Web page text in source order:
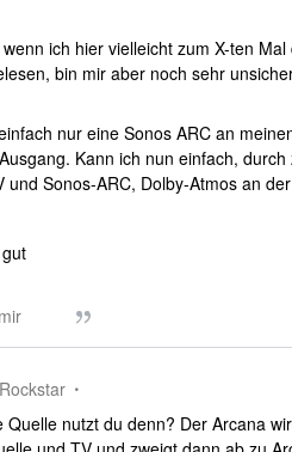
ich hier vielleicht zum X-ten
bin mir aber noch sehr
nur eine Sonos ARC an
Kann ich nun einfach,
und Sonos-ARC, Dolby-Atmos an
Rockstar
Quelle nutzt du denn? Der Arcana